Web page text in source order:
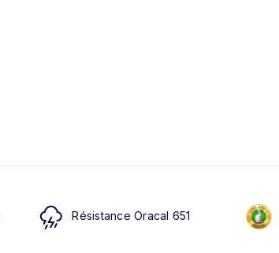
Résistance Oracal 651